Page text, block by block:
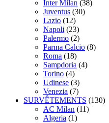
Inter Milan (38)
Juventus (30)
Lazio (12)
Napoli (23)
Palermo (2)
Parma Calcio (8)
Roma (18)
Sampdoria (4)
Torino (4)
Udinese (3)
Venezia (7)
SURVÊTEMENTS (130)
AC Milan (11)
Algeria (1)